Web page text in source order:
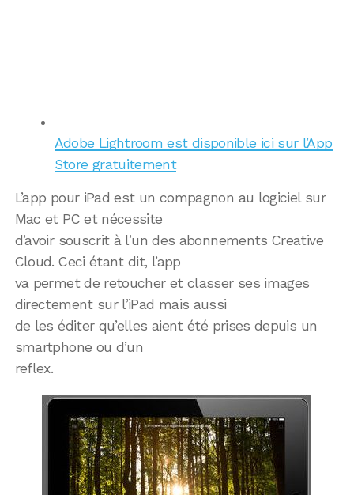
Adobe Lightroom est disponible ici sur l’App
Store gratuitement
L’app pour iPad est un compagnon au logiciel sur
Mac et PC et nécessite
d’avoir souscrit à l’un des abonnements Creative
Cloud. Ceci étant dit, l’app
va permet de retoucher et classer ses images
directement sur l’iPad mais aussi
de les éditer qu’elles aient été prises depuis un
smartphone ou d’un
reflex.